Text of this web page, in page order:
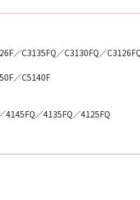
／C3135FQ／C3130FQ／
／C5140F
4145FQ／4135FQ／4125FQ